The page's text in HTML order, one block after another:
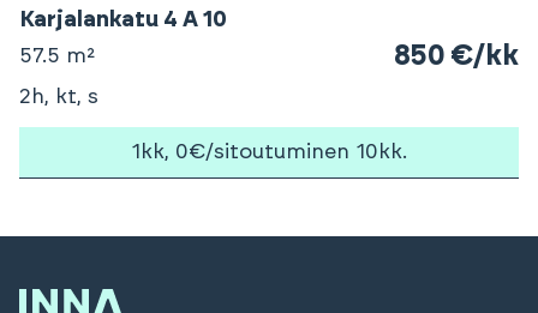
Karjalankatu 4 A 10
57.5 m² 850 €/kk
2h, kt, s
1kk, 0€/sitoutuminen 10kk.